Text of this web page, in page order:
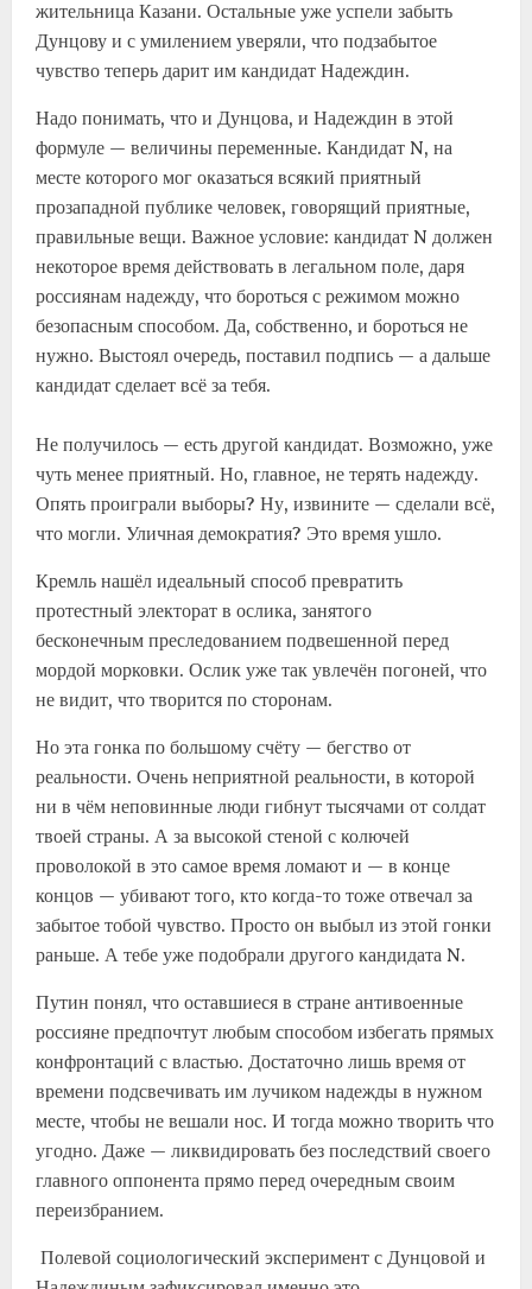
жительница Казани. Остальные уже успели забыть
Дунцову и с умилением уверяли, что подзабытое
чувство теперь дарит им кандидат Надеждин.
Надо понимать, что и Дунцова, и Надеждин в этой
формуле — величины переменные. Кандидат N, на
месте которого мог оказаться всякий приятный
прозападной публике человек, говорящий приятные,
правильные вещи. Важное условие: кандидат N должен
некоторое время действовать в легальном поле, даря
россиянам надежду, что бороться с режимом можно
безопасным способом. Да, собственно, и бороться не
нужно. Выстоял очередь, поставил подпись — а дальше
кандидат сделает всё за тебя.
Не получилось — есть другой кандидат. Возможно, уже
чуть менее приятный. Но, главное, не терять надежду.
Опять проиграли выборы? Ну, извините — сделали всё,
что могли. Уличная демократия? Это время ушло.
Кремль нашёл идеальный способ превратить
протестный электорат в ослика, занятого
бесконечным преследованием подвешенной перед
мордой морковки. Ослик уже так увлечён погоней, что
не видит, что творится по сторонам.
Но эта гонка по большому счёту — бегство от
реальности. Очень неприятной реальности, в которой
ни в чём неповинные люди гибнут тысячами от солдат
твоей страны. А за высокой стеной с колючей
проволокой в это самое время ломают и — в конце
концов — убивают того, кто когда-то тоже отвечал за
забытое тобой чувство. Просто он выбыл из этой гонки
раньше. А тебе уже подобрали другого кандидата N.
Путин понял, что оставшиеся в стране антивоенные
россияне предпочтут любым способом избегать прямых
конфронтаций с властью. Достаточно лишь время от
времени подсвечивать им лучиком надежды в нужном
месте, чтобы не вешали нос. И тогда можно творить что
угодно. Даже — ликвидировать без последствий своего
главного оппонента прямо перед очередным своим
переизбранием.
Полевой социологический эксперимент с Дунцовой и